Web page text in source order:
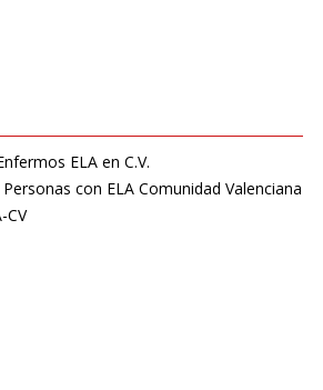
ELA en C.V.
con ELA Comunidad Valenciana
CV